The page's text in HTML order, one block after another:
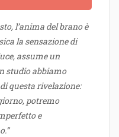
l’anima del brano è
la sensazione di
assume un
studio abbiamo
questa rivelazione:
potremo
e